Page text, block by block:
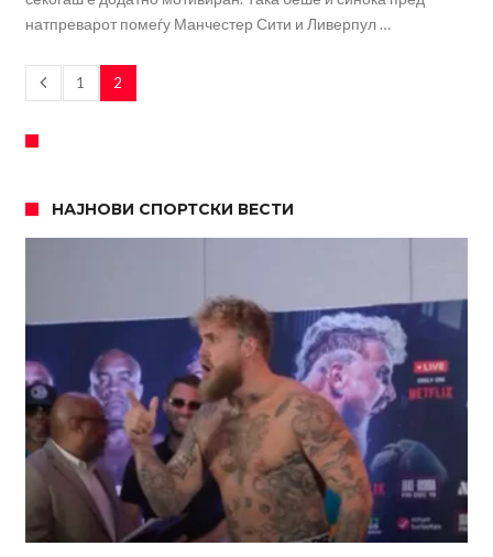
натпреварот помеѓу Манчестер Сити и Ливерпул …
1 2
НАЈНОВИ СПОРТСКИ ВЕСТИ